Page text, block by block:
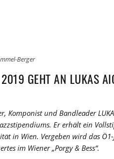
Berger
GEHT AN LUKAS
Komponist und Bandleader
Er erhält ein
in Wien. Vergeben wird das Ö1-
im Wiener „Porgy & Bess“.